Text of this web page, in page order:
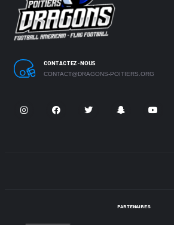
CONTACTEZ-NOUS
CONTACT@DRAGONS-POITIERS.ORG
PARTENAIRES